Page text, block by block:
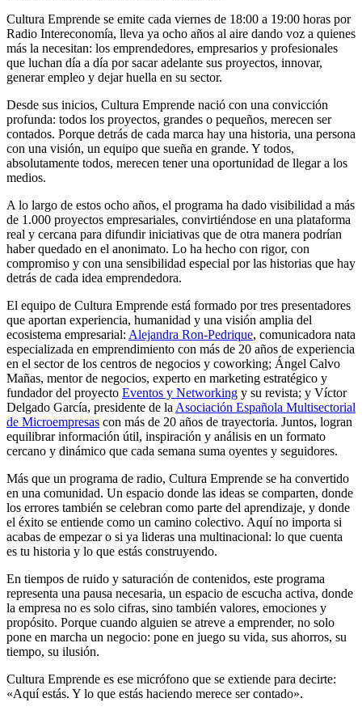
Cultura Emprende se emite cada viernes de 18:00 a 19:00 horas por
Radio Intereconomía, lleva ya ocho años al aire dando voz a quienes
más la necesitan: los emprendedores, empresarios y profesionales
que luchan día a día por sacar adelante sus proyectos, innovar,
generar empleo y dejar huella en su sector.
Desde sus inicios, Cultura Emprende nació con una convicción
profunda: todos los proyectos, grandes o pequeños, merecen ser
contados. Porque detrás de cada marca hay una historia, una persona
con una visión, un equipo que sueña en grande. Y todos,
absolutamente todos, merecen tener una oportunidad de llegar a los
medios.
A lo largo de estos ocho años, el programa ha dado visibilidad a más
de 1.000 proyectos empresariales, convirtiéndose en una plataforma
real y cercana para difundir iniciativas que de otra manera podrían
haber quedado en el anonimato. Lo ha hecho con rigor, con
compromiso y con una sensibilidad especial por las historias que hay
detrás de cada idea emprendedora.
El equipo de Cultura Emprende está formado por tres presentadores
que aportan experiencia, humanidad y una visión amplia del
ecosistema empresarial: Alejandra Ron-Pedrique, comunicadora nata
especializada en emprendimiento con más de 20 años de experiencia
en el sector de los centros de negocios y coworking; Ángel Calvo
Mañas, mentor de negocios, experto en marketing estratégico y
fundador del proyecto Eventos y Networking y su revista; y Víctor
Delgado García, presidente de la Asociación Española Multisectorial
de Microempresas con más de 20 años de trayectoria. Juntos, logran
equilibrar información útil, inspiración y análisis en un formato
cercano y dinámico que cada semana suma oyentes y seguidores.
Más que un programa de radio, Cultura Emprende se ha convertido
en una comunidad. Un espacio donde las ideas se comparten, donde
los errores también se celebran como parte del aprendizaje, y donde
el éxito se entiende como un camino colectivo. Aquí no importa si
acabas de empezar o si ya lideras una multinacional: lo que cuenta
es tu historia y lo que estás construyendo.
En tiempos de ruido y saturación de contenidos, este programa
representa una pausa necesaria, un espacio de escucha activa, donde
la empresa no es solo cifras, sino también valores, emociones y
propósito. Porque cuando alguien se atreve a emprender, no solo
pone en marcha un negocio: pone en juego su vida, sus ahorros, su
tiempo, su ilusión.
Cultura Emprende es ese micrófono que se extiende para decirte:
«Aquí estás. Y lo que estás haciendo merece ser contado».